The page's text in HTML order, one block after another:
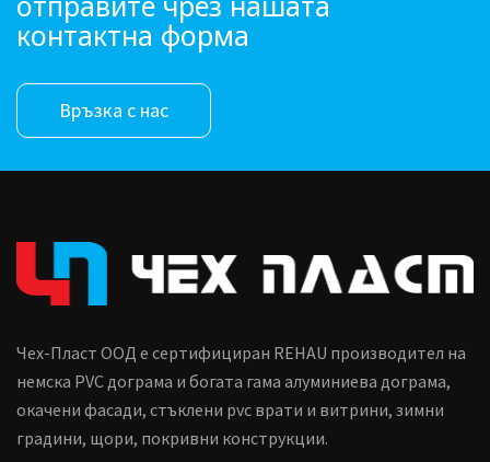
контактна форма
Връзка с нас
Чех-Пласт ООД е сертифициран REHAU производител на
немска PVC дограма и богата гама алуминиева дограма,
окачени фасади, стъклени pvc врати и витрини, зимни
градини, щори, покривни конструкции.